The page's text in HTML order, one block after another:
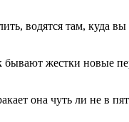
водятся там, куда
жестки новые
она чуть ли не в